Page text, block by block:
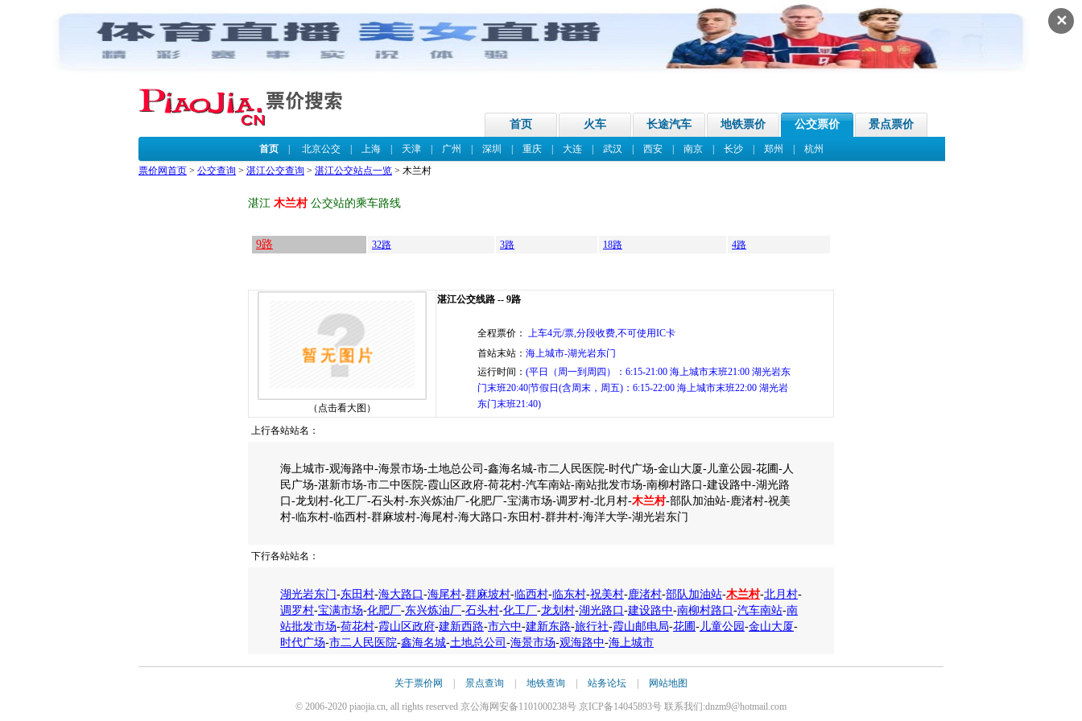
✕
首页 火车 长途汽车 地铁票价 公交票价 景点票价
首页| 北京公交| 上海| 天津| 广州 深圳 重庆| 大连| 武汉 西安| 南京| 长沙| 郑州
杭州
票价网首页 > 公交查询 > 湛江公交查询 > 湛江公交站点一览 > 木兰村
湛江 木兰村公交站的乘车路线
9路 32路 3路 18路 4路
（点击看大图）
湛江公交线路 -- 9路
全程票价： 上车4元/票,分段收费,不可使用IC卡
首站末站： 海上城市-湖光岩东门
运行时间： (平日（周一到周四）：6:15-21:00 海上城市末班21:00 湖光岩东
门末班20:40|节假日(含周末，周五)：6:15-22:00 海上城市末班22:00 湖光岩
东门末班21:40)
上行各站站名：
海上城市-观海路中-海景市场-土地总公司-鑫海名城-市二人民医院-时代广场-金山大厦-儿童公园-花圃-人
民广场-湛新市场-市二中医院-霞山区政府-荷花村-汽车南站-南站批发市场-南柳村路口-建设路中-湖光路
口-龙划村-化工厂-石头村-东兴炼油厂-化肥厂-宝满市场-调罗村-北月村-木兰村-部队加油站-鹿渚村-祝美
村-临东村-临西村-群麻坡村-海尾村-海大路口-东田村-群井村-海洋大学-湖光岩东门
下行各站站名：
湖光岩东门-东田村-海大路口 -海尾村-群麻坡村-临西村-临东村-祝美村-鹿渚村-部队加油站-木兰村-北月村-
调罗村-宝满市场-化肥厂-东兴炼油厂-石头村-化工厂-龙划村-湖光路口 -建设路中-南柳村路口 -汽车南站-南
站批发市场-荷花村-霞山区政府-建新西路-市六中-建新东路-旅行社-霞山邮电局-花圃-儿童公园 -金山大厦-
时代广场-市二人民医院-鑫海名城-土地总公司 -海景市场-观海路中-海上城市
关于票价网 景点查询 地铁查询 站务论坛 网站地图
© 2006-2020 piaojia.cn, all rights reserved 京公海网安备1101000238号 京ICP备14045893号 联系我们:dnzm9@hotmail.com